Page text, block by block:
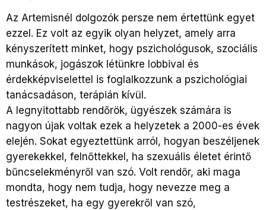
Az Artemisnél dolgozók persze nem értettünk egyet
ezzel. Ez volt az egyik olyan helyzet, amely arra
kényszerített minket, hogy pszichológusok, szociális
munkások, jogászok létünkre lobbival és
érdekképviselettel is foglalkozzunk a pszichológiai
tanácsadáson, terápián kívül.
A legnyitottabb rendőrök, ügyészek számára is
nagyon újak voltak ezek a helyzetek a 2000-es évek
elején. Sokat egyeztettünk arról, hogyan beszéljenek
gyerekekkel, felnőttekkel, ha szexuális életet érintő
bűncselekményről van szó. Volt rendőr, aki maga
mondta, hogy nem tudja, hogy nevezze meg a
testrészeket, ha egy gyerekről van szó,